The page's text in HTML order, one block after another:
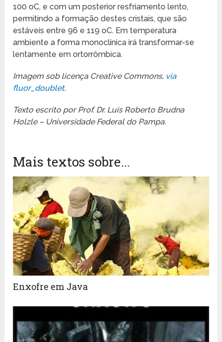
100 oC, e com um posterior resfriamento lento,
permitindo a formação destes cristais, que são
estáveis entre 96 e 119 oC. Em temperatura
ambiente a forma monoclínica irá transformar-se
lentamente em ortorrômbica.
Imagem sob licença Creative Commons, via
fluor_doublet.
Texto escrito por Prof. Dr. Luís Roberto Brudna
Holzle – Universidade Federal do Pampa.
Mais textos sobre...
Enxofre em Java